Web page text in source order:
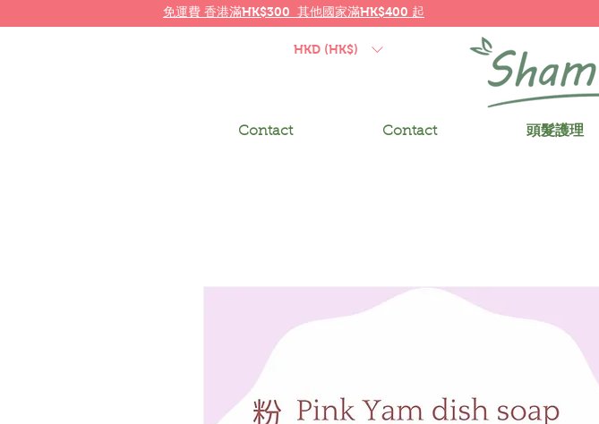
免運費 香港滿HK$300 其他國家滿HK$400 起
HKD (HK$)
Contact Contact 頭髮護理